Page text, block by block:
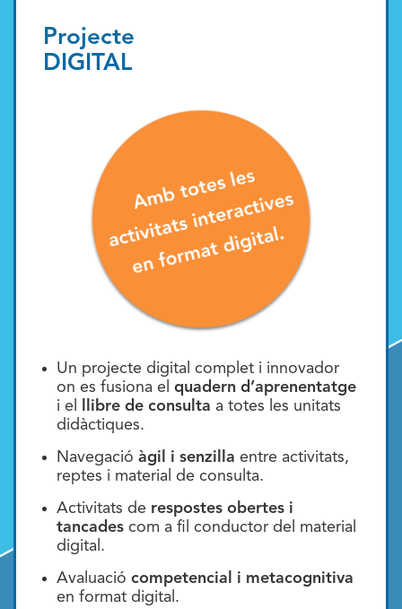
Projecte
DIGITAL
Un projecte digital complet i innovador
on es fusiona el quadern d’aprenentatge
i el
llibre de consulta a totes les unitats
didàctiques.
Navegació àgil i senzilla entre activitats,
reptes i material de consulta.
Activitats de respostes obertes i
tancades com a fil conductor del material
digital.
Avaluació competencial i metacognitiva
en format digital.